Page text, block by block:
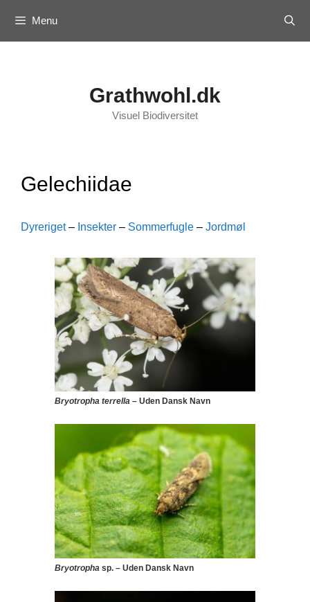
content
Menu
Grathwohl.dk
Visuel Biodiversitet
Gelechiidae
Dyreriget– Insekter – Sommerfugle – Jordmøl
Bryotropha terrella – Uden Dansk Navn
Bryotropha sp. – Uden Dansk Navn